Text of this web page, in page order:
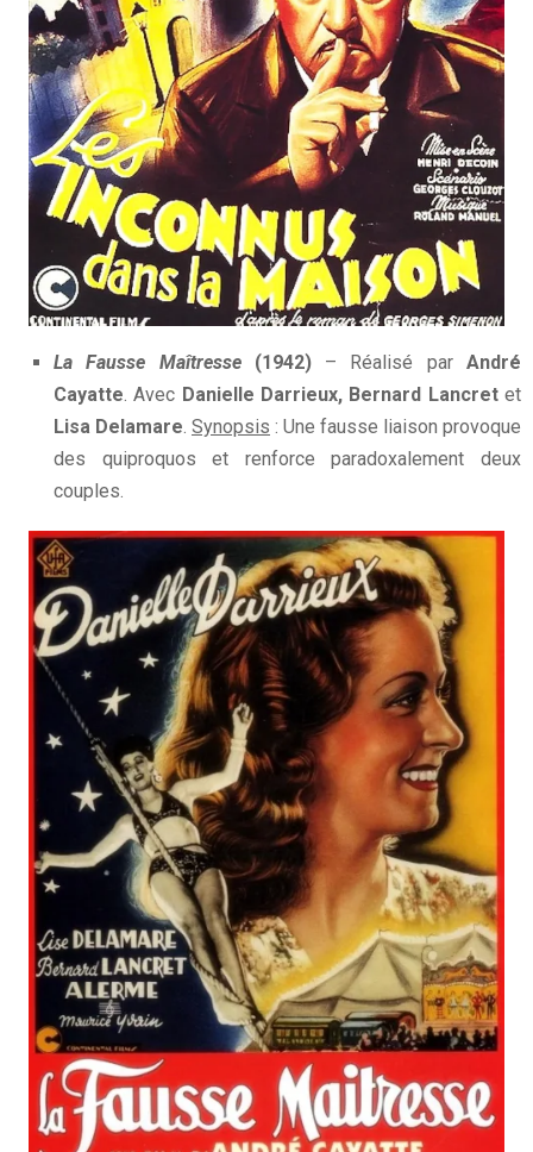
La Fausse Maîtresse(1942)– Réalisé parAndré
Cayatte. Avec Danielle Darrieux, Bernard Lancretet
Lisa Delamare. Synopsis : Une fausse liaison provoque
des quiproquos et renforce paradoxalement deux
couples.